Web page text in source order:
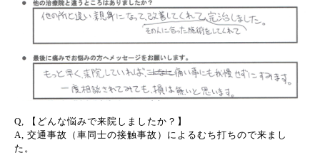
Q, 【どんな悩みで来院しましたか？】
A, 交通事故（車同士の接触事故）によるむち打ちので来まし
た。